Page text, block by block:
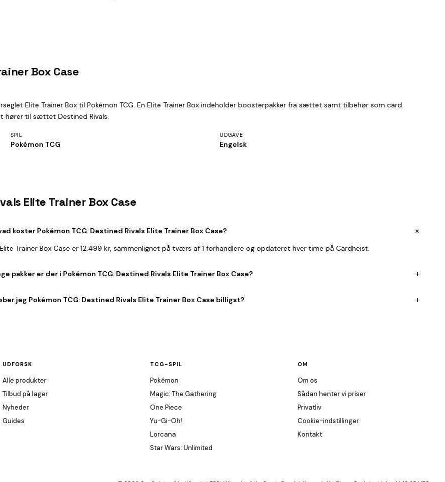
Box Case
Elite Trainer Box til Pokémon TCG. En Elite Trainer Box indeholder boosterpakker fra sættet samt tilbehør som card
hører til sættet Destined Rivals.
SPIL
Pokémon TCG
UDGAVE
Engelsk
Elite Trainer Box Case
koster Pokémon TCG: Destined Rivals Elite Trainer Box Case? +
Trainer Box Case er 12.499 kr, sammenlignet på tværs af 1 forhandlere og opdateret hver time på Cardheist.
pakker er der i Pokémon TCG: Destined Rivals Elite Trainer Box Case? +
jeg Pokémon TCG: Destined Rivals Elite Trainer Box Case billigst? +
UDFORSK
Alle produkter
Tilbud på lager
Nyheder
Guides
TCG-SPIL
Pokémon
Magic: The Gathering
One Piece
Yu-Gi-Oh!
Lorcana
Star Wars: Unlimited
OM
Om os
Sådan henter vi priser
Privatliv
Cookie-indstillinger
Kontakt